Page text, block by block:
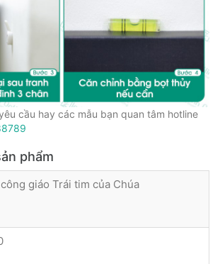
cầu hay các mẫu bạn quan tâm hotline
phẩm
giáo Trái tim của Chúa